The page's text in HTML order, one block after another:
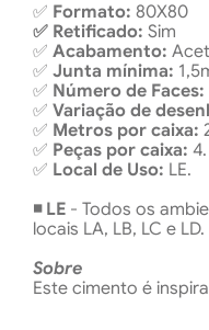
✅ Formato: 80X80
✅ Retificado: Sim
✅ Acabamento:
✅ Junta mínima:
✅ Número de Faces:
✅ Variação de
✅ Metros por caixa:
✅ Peças por caixa: 4.
✅ Local de Uso: LE.
◾ LE - Todos os
locais LA, LB, LC e LD.
Sobre
Este cimento é